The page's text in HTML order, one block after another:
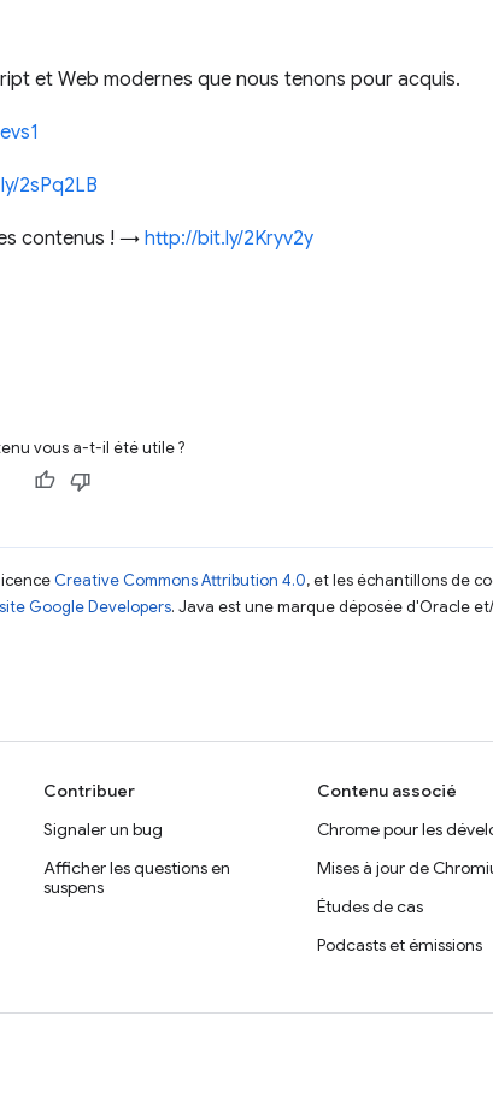
et Web modernes que nous tenons pour acquis.
2sPq2LB
contenus ! → http://bit.ly/2Kryv2y
vous a-t-il été utile ?
Creative Commons Attribution 4.0, et les échantillons de
Google Developers. Java est une marque déposée d'Oracle
Contribuer
Signaler un bug
Afficher les questions en
suspens
Contenu associé
Chrome pour les
Mises à jour de
Études de cas
Podcasts et émissions